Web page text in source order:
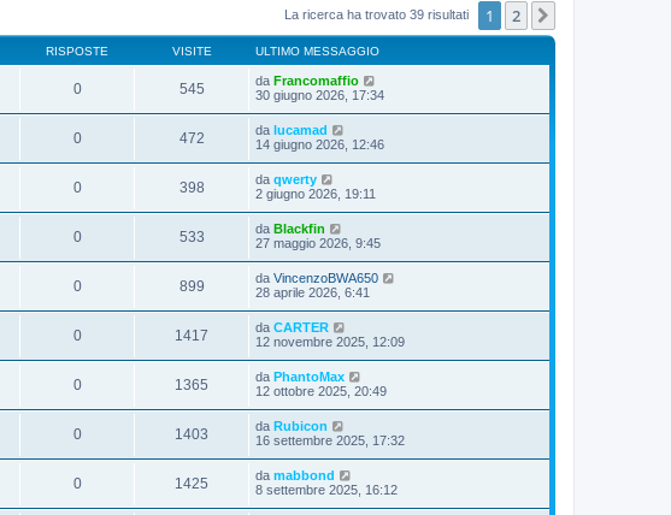
La ricerca ha trovato 39 risultati 1 2
RISPOSTE VISITE ULTIMO MESSAGGIO
0 545 da Francomaffio
30 giugno 2026, 17:34
0 472 da lucamad
14 giugno 2026, 12:46
0 398 da qwerty
2 giugno 2026, 19:11
0 533 da Blackfin
27 maggio 2026, 9:45
0 899 da VincenzoBWA650
28 aprile 2026, 6:41
0 1417 da CARTER
12 novembre 2025, 12:09
0 1365 da PhantoMax
12 ottobre 2025, 20:49
0 1403 da Rubicon
16 settembre 2025, 17:32
0 1425 da mabbond
8 settembre 2025, 16:12